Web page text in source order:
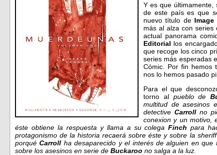
Y es que últimamente,
de este país es que
nuevo título de Image
más al alza con
actual panorama
Editorial los
que recoge los cinco
series más esperadas
Cómic. Por fin hemos
nos lo hemos pasado
Para el que
torno al pueblo de
multitud de asesinos
detective Carroll no
conexion y un motivo,
éste obtiene la respuesta y llama a su colegaFinch para
protagonismo de la historia recaerá sobre éste y sobre la
porquéCarroll ha desaparecido y el interés de alguien en
sobre los asesinos en serie de Buckaroo no salga a la luz.